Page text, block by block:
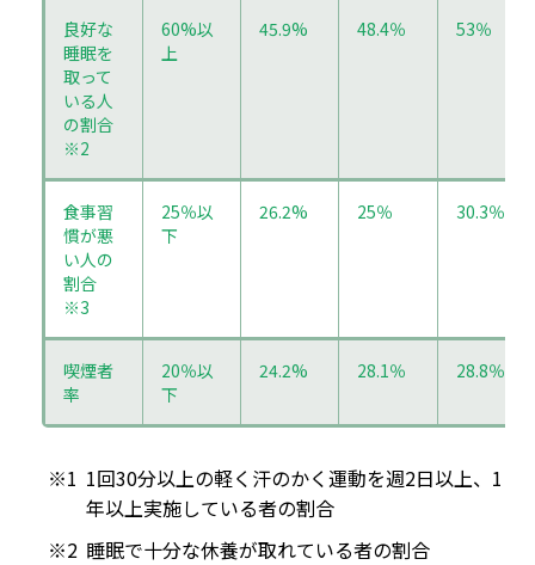
良好な
睡眠を
取って
いる人
の割合
※2
60%以
上
45.9% 48.4％ 53％
食事習
慣が悪
い人の
割合
※3
25％以
下
26.2% 25％ 30.3％
喫煙者
率
20％以
下
24.2% 28.1％ 28.8％
※1 1回30分以上の軽く汗のかく運動を週2日以上、1
年以上実施している者の割合
※2 睡眠で十分な休養が取れている者の割合